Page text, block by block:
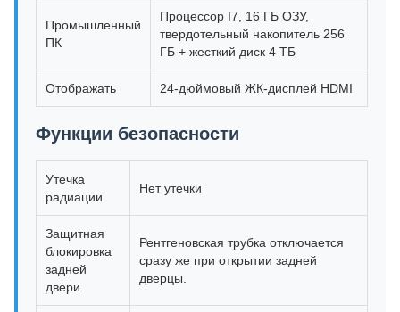
Промышленный
ПК
Процессор I7, 16 ГБ ОЗУ,
твердотельный накопитель 256
ГБ + жесткий диск 4 ТБ
Отображать 24-дюймовый ЖК-дисплей HDMI
Функции безопасности
Утечка
радиации
Нет утечки
Защитная
блокировка
задней
двери
Рентгеновская трубка отключается
сразу же при открытии задней
дверцы.